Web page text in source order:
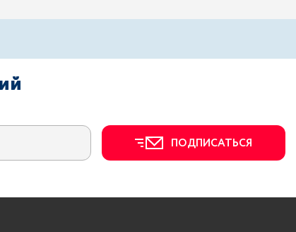
ПОДПИСАТЬСЯ